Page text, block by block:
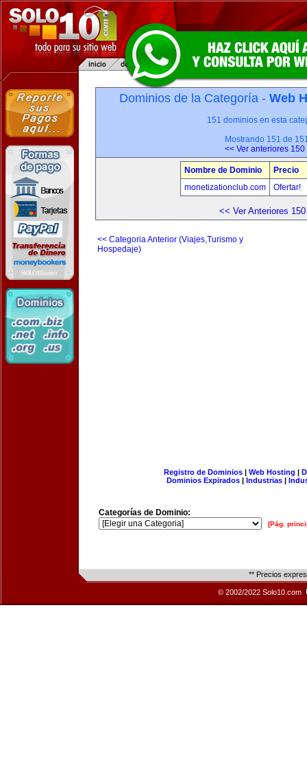
Dominios de la Categoría - Web
151 dominios en esta
Mostrando 151 de
<< Ver anteriores 150
Nombre de Dominio
Precio
monetizationclub.com
Ofertar!
<< Ver Anteriores 150
<< Categoria Anterior (Viajes,Turismo y
Hospedaje)
Registro de Dominios| Web Hosting |
Dominios Expirados | Industrias |
Categorías de Dominio:
[Pág.
** Precios
© 2002/2022 Solo10.com